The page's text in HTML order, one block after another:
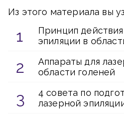
Из этого материала вы
Принцип
эпиляции в
Аппараты для
области голеней
4 совета по
лазерной